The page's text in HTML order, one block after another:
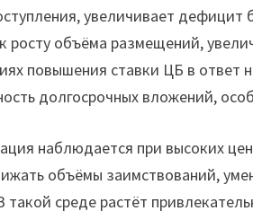
увеличивает дефицит
росту объёма размещений,
повышения ставки ЦБ в
долгосрочных вложений,
наблюдается при высоких
объёмы заимствований,
такой среде растёт